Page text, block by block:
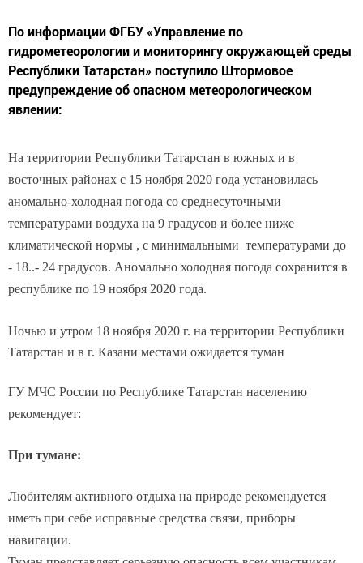
гидрометеорологии и мониторингу окружающей среды
Республики Татарстан» поступило Штормовое
предупреждение об опасном метеорологическом
явлении:
восточных районах с 15 ноября 2020 года установилась
аномально-холодная погода со среднесуточными
температурами воздуха на 9 градусов и более ниже
климатической нормы , с минимальными температурами до
- 18..- 24 градусов. Аномально холодная погода сохранится в
республике по 19 ноября 2020 года.
Татарстан и в г. Казани местами ожидается туман
иметь при себе исправные средства связи, приборы
навигации.
Туман представляет серьезную опасность всем участникам